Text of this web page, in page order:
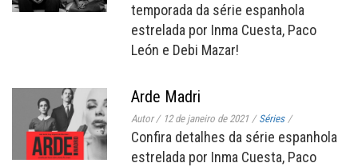
temporada da série espanhola
estrelada por Inma Cuesta, Paco
León e Debi Mazar!
Arde Madri
Autor/ 12 de janeiro de 2021 / Séries /
Confira detalhes da série espanhola
estrelada por Inma Cuesta, Paco